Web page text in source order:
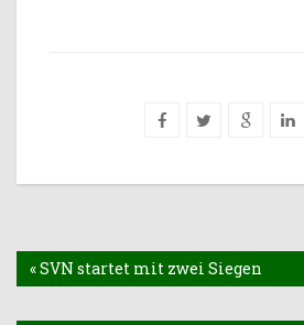
« SVN startet mit zwei Siegen